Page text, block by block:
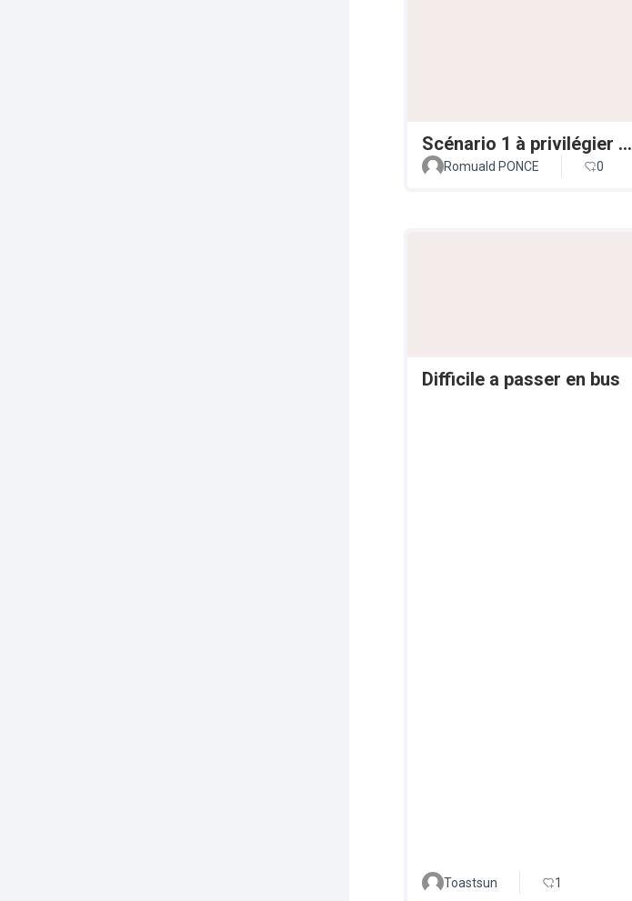
Scénario 1 à privilégier ...
Romuald PONCE 0
Difficile a passer en bus
Toastsun 1